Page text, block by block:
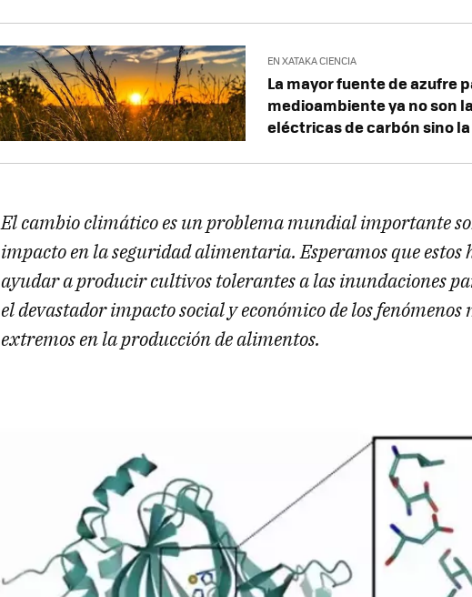
EN XATAKA CIENCIA
La mayor fuente de azufre
medioambiente ya no son
eléctricas de carbón sino
El cambio climático es un problema mundial importante
impacto en la seguridad alimentaria. Esperamos que estos
ayudar a producir cultivos tolerantes a las inundaciones
el devastador impacto social y económico de los fenómenos
extremos en la producción de alimentos.